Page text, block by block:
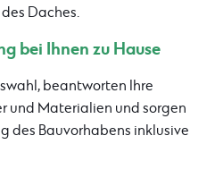
Daches.
bei Ihnen zu Hause
beantworten Ihre
und Materialien und sorgen
des Bauvorhabens inklusive